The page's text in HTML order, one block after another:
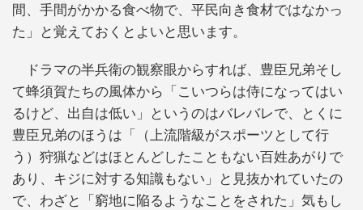
間、手間がかかる食べ物で、平民向き食材ではなかっ
た」と覚えておくとよいと思います。
ドラマの半兵衛の観察眼からすれば、豊臣兄弟そし
て蜂須賀たちの風体から「こいつらは侍になってはい
るけど、出自は低い」というのはバレバレで、とくに
豊臣兄弟のほうは「（上流階級がスポーツとして行
う）狩猟などはほとんどしたこともない百姓あがりで
あり、キジに対する知識もない」と見抜かれていたの
で、わざと「窮地に陥るようなことをされた」気もし